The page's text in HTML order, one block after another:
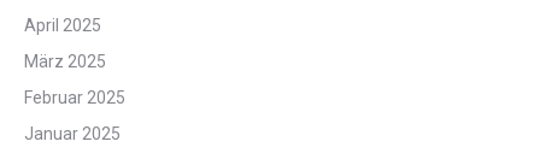
April 2025
März 2025
Februar 2025
Januar 2025